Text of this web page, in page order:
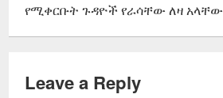
የሚቀርቡት ጉዳዮች የራሳቸው ለዛ
Leave a Reply